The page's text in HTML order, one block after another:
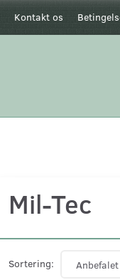
Kontakt os
Mil-Tec
Sortering: